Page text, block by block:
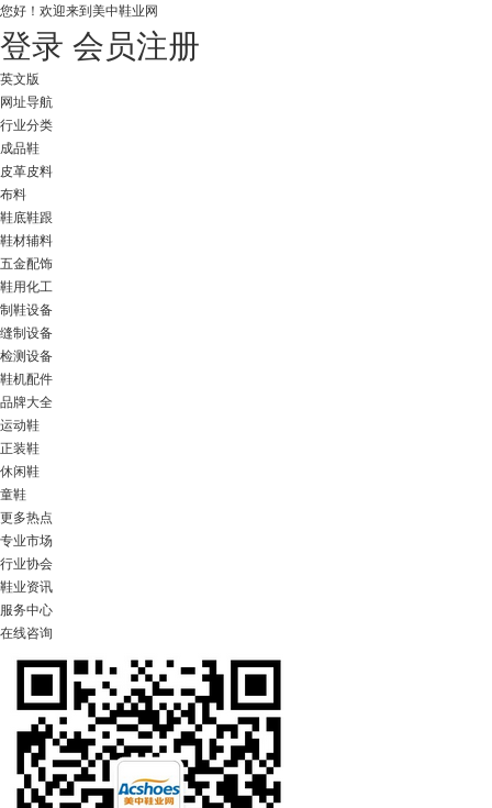
您好！ 欢迎来到美中鞋业网
登录 会员注册
英文版
网址导航
行业分类
成品鞋
皮革皮料
布料
鞋底鞋跟
鞋材辅料
五金配饰
鞋用化工
制鞋设备
缝制设备
检测设备
鞋机配件
品牌大全
运动鞋
正装鞋
休闲鞋
童鞋
更多热点
专业市场
行业协会
鞋业资讯
服务中心
在线咨询